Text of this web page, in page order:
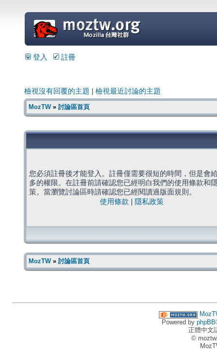
=
登入 註冊
檢視沒有回覆的主題 檢視最近討論的主題
MozTW» 討論區首頁
您必須註冊後才能登入。註冊僅需要很短的時間，但是會
多的權限。在註冊前請確認您已經明白我們的使用條款和
策。當瀏覽討論區時請確認您已經閱讀過版面規則。
使用條款
隱私政策
MozTW» 討論區首頁
Powered by phpBB
正體中文
©